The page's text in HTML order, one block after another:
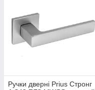
Ручки дверні Prius Стронг